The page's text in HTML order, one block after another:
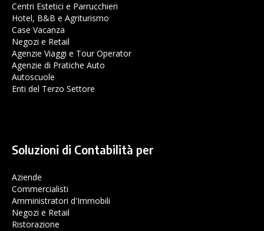
Centri Estetici e Parrucchieri
Hotel, B&B e Agriturismo
Case Vacanza
Negozi e Retail
Agenzie Viaggi e Tour Operator
Agenzie di Pratiche Auto
Autoscuole
Enti del Terzo Settore
Soluzioni di Contabilità per
Aziende
Commercialisti
Amministratori d'Immobili
Negozi e Retail
Ristorazione